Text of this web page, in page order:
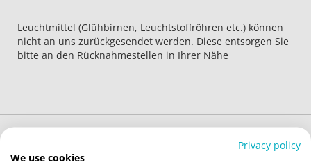
Leuchtmittel (Glühbirnen, Leuchtstoffröhren etc.) können
nicht an uns zurückgesendet werden. Diese entsorgen Sie
bitte an den Rücknahmestellen in Ihrer Nähe
Kategorien
Privacy policy
We use cookies